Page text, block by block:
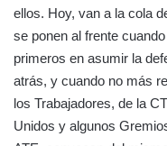
ellos. Hoy, van a la cola
se ponen al frente
primeros en asumir la
atrás, y cuando no más
los Trabajadores, de la
Unidos y algunos